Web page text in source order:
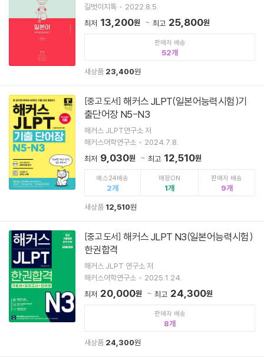
길벗이지톡
2022.8.5.
최저 13,200원 최고 25,800원
판매자 배송
52
새상품 23,400원
[중고 도서] 해커스 JLPT(일본어능력시험)기
출단어장 N5-N3
해커스 JLPT연구소 저
해커스어학연구소
2024.7.8.
최저 9,030원 최고 12,510원
예스24배송
2
매장ON
1
판매자 배송
9
새상품 12,510원
[중고 도서] 해커스 JLPT N3(일본어능력시험)
한권합격
해커스 JLPT 연구소 저
해커스어학연구소
2025.1.24.
최저 20,000원 최고 24,300원
판매자 배송
8
새상품 24,300원